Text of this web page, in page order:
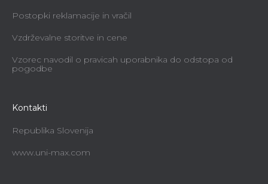
Postopki reklamacije in vračil
Vzdrževalne storitve in cene
Vzorec navodil o pravicah uporabnika do odstopa od
pogodbe
Kontakti
Republika Slovenija
www.uni-max.com